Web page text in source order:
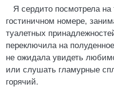
Я сердито посмотрела
гостиничном номере,
туалетных
переключила на
не ожидала увидеть
или слушать гламурные
горячий.